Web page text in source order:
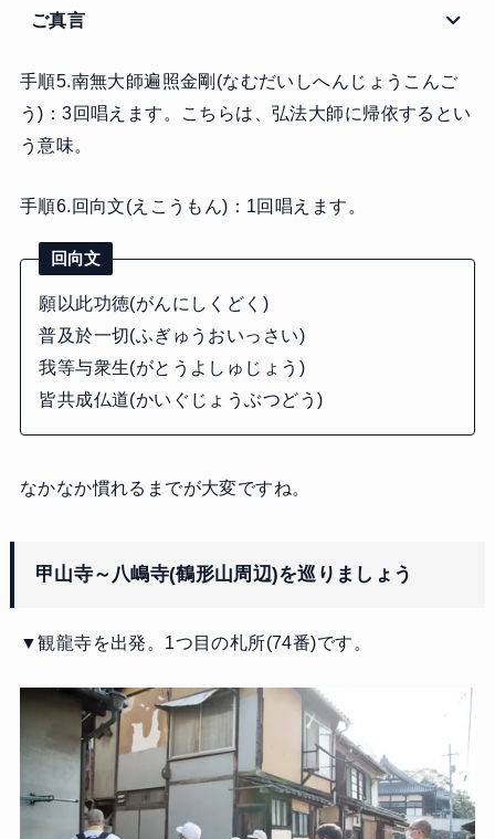
ご真言
手順5.南無大師遍照金剛(なむだいしへんじょうこんご
う)：3回唱えます。こちらは、弘法大師に帰依するとい
う意味。
手順6.回向文(えこうもん)：1回唱えます。
回向文
願以此功徳(がんにしくどく)
普及於一切(ふぎゅうおいっさい)
我等与衆生(がとうよしゅじょう)
皆共成仏道(かいぐじょうぶつどう)
なかなか慣れるまでが大変ですね。
甲山寺～八嶋寺(鶴形山周辺)を巡りましょう
▼観龍寺を出発。1つ目の札所(74番)です。